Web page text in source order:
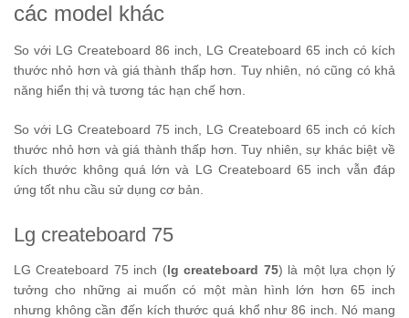
các model khác
So với LG Createboard 86 inch, LG Createboard 65 inch có kích
thước nhỏ hơn và giá thành thấp hơn. Tuy nhiên, nó cũng có khả
năng hiển thị và tương tác hạn chế hơn.
So với LG Createboard 75 inch, LG Createboard 65 inch có kích
thước nhỏ hơn và giá thành thấp hơn. Tuy nhiên, sự khác biệt về
kích thước không quá lớn và LG Createboard 65 inch vẫn đáp
ứng tốt nhu cầu sử dụng cơ bản.
Lg createboard 75
LG Createboard 75 inch (lg createboard 75) là một lựa chọn lý
tưởng cho những ai muốn có một màn hình lớn hơn 65 inch
nhưng không cần đến kích thước quá khổ như 86 inch. Nó mang